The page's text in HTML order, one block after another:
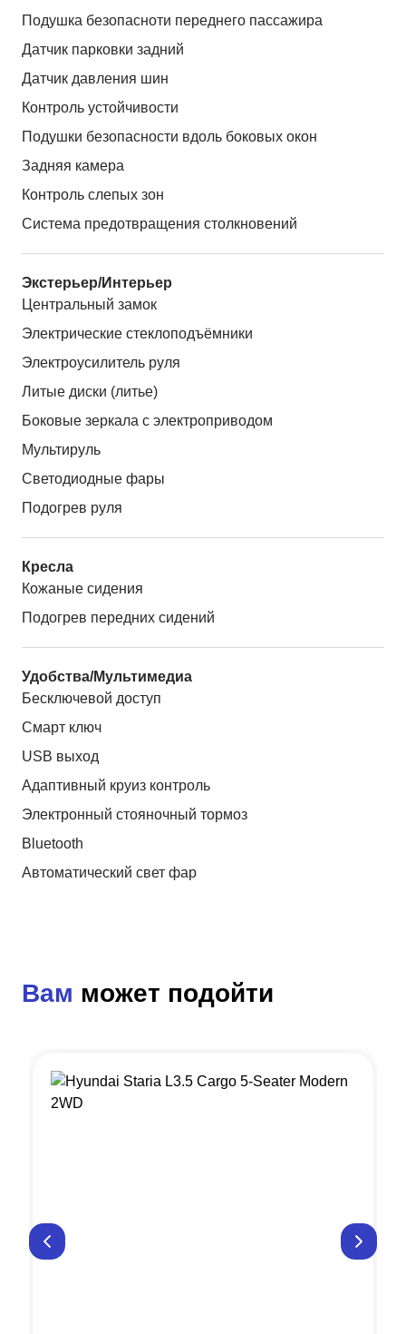
Подушка безопасноти переднего пассажира
Датчик парковки задний
Датчик давления шин
Контроль устойчивости
Подушки безопасности вдоль боковых окон
Задняя камера
Контроль слепых зон
Система предотвращения столкновений
Экстерьер/Интерьер
Центральный замок
Электрические стеклоподъёмники
Электроусилитель руля
Литые диски (литье)
Боковые зеркала с электроприводом
Мультируль
Светодиодные фары
Подогрев руля
Кресла
Кожаные сидения
Подогрев передних сидений
Удобства/Мультимедиа
Бесключевой доступ
Смарт ключ
USB выход
Адаптивный круиз контроль
Электронный стояночный тормоз
Bluetooth
Автоматический свет фар
Вам может подойти